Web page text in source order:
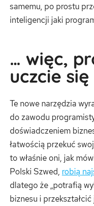
samemu, po prostu
inteligencji jaki
… więc,
uczcie
Te nowe narzędzia
do zawodu
doświadczeniem
łatwością przekuć
to właśnie oni, jak
Polski Szwed, robią
dlatego że „potrafią
biznesu i